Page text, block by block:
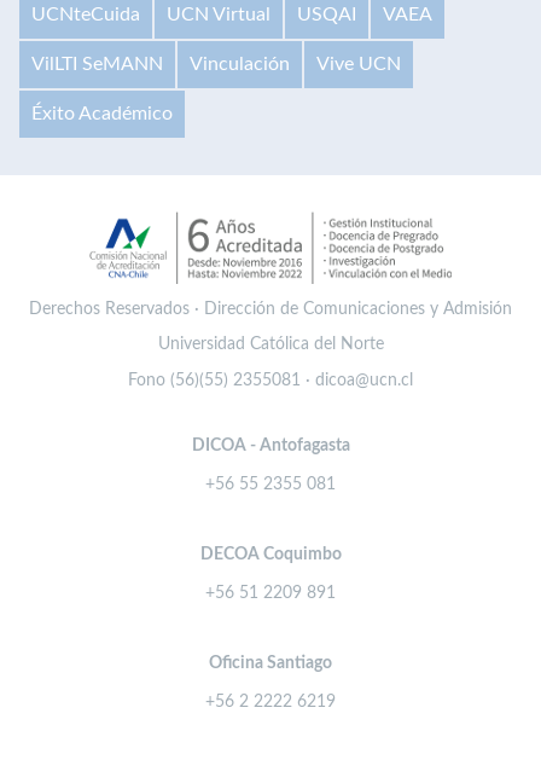
UCNteCuida UCN Virtual USQAI VAEA
VilLTI SeMANN Vinculación Vive UCN
Éxito Académico
Derechos Reservados · Dirección de Comunicaciones y Admisión
Universidad Católica del Norte
Fono (56)(55) 2355081 · dicoa@ucn.cl
DICOA - Antofagasta
+56 55 2355 081
DECOA Coquimbo
+56 51 2209 891
Oficina Santiago
+56 2 2222 6219